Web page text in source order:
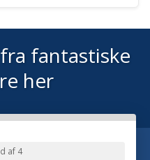
fra fantastiske
her
af 4